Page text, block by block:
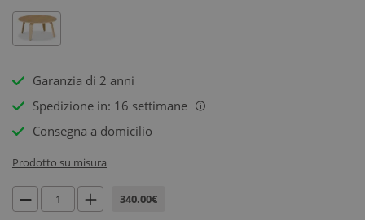
Garanzia di 2 anni
Spedizione in: 16 settimane
i
Consegna a domicilio
Prodotto su misura
340.00€